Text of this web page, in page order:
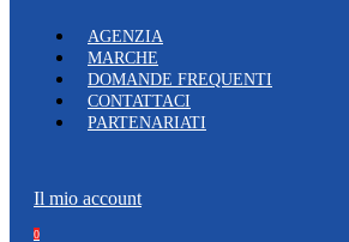
AGENZIA
MARCHE
DOMANDE FREQUENTI
CONTATTACI
PARTENARIATI
Il mio account
0